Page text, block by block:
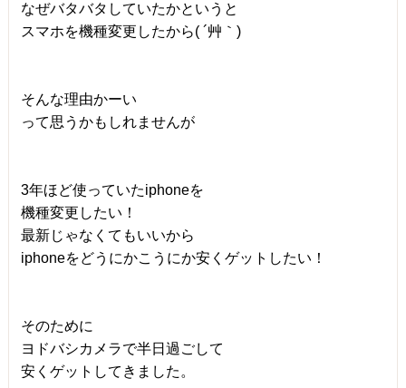
なぜバタバタしていたかというと
スマホを機種変更したから( ´艸｀)
そんな理由かーい
って思うかもしれませんが
3年ほど使っていたiphoneを
機種変更したい！
最新じゃなくてもいいから
iphoneをどうにかこうにか安くゲットしたい！
そのために
ヨドバシカメラで半日過ごして
安くゲットしてきました。